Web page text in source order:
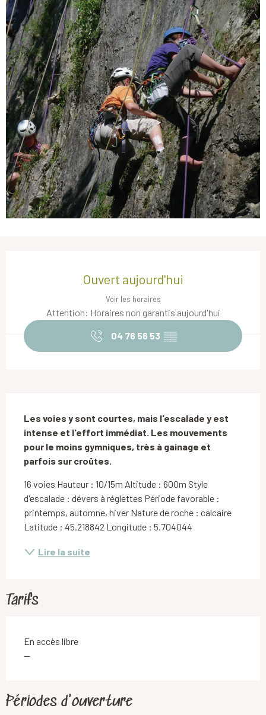
Ouvert aujourd'hui
Voir les horaires
Attention: Horaires non garantis aujourd'hui
04 76 56 53 ▒▒
Les voies y sont courtes, mais l'escalade y est
intense et l'effort immédiat. Les mouvements
pour le moins gymniques, très à gainage et
parfois sur croûtes.
16 voies Hauteur : 10/15m Altitude : 600m Style
d'escalade : dévers à réglettes Période favorable :
printemps, automne, hiver Nature de roche : calcaire
Latitude : 45.218842 Longitude : 5.704044
Lire la suite
Tarifs
En accès libre
—
Périodes d'ouverture